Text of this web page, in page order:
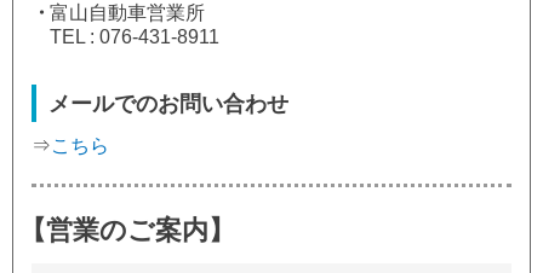
・富山自動車営業所
TEL : 076-431-8911
メールでのお問い合わせ
⇒こちら
【営業のご案内】